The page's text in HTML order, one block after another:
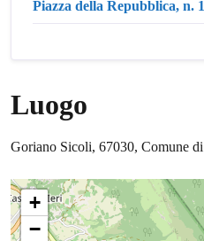
Piazza della Repubblica, n.
Luogo
Goriano Sicoli, 67030, Comune
+
−